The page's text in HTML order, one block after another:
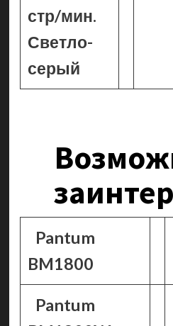
стр/мин.
Светло-
серый
Pantum
BM1800
Pantum